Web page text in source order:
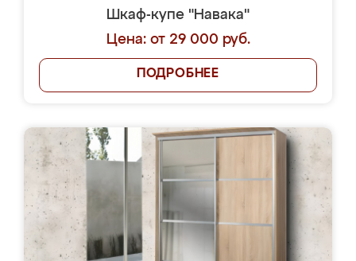
Шкаф-купе "Навака"
Цена: от 29 000 руб.
ПОДРОБНЕЕ